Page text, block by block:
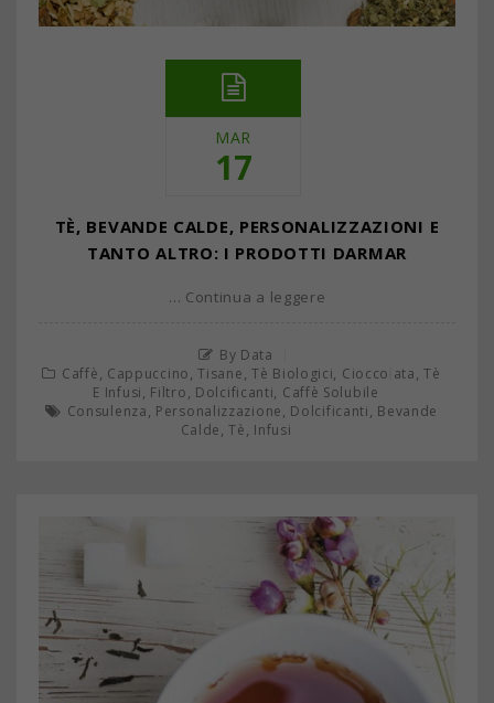
MAR
17
TÈ, BEVANDE CALDE, PERSONALIZZAZIONI E
TANTO ALTRO: I PRODOTTI DARMAR
… Continua a leggere
By Data
Caffè Cappuccino ,Tisane Tè Biologici Cioccolata ,Tè
E Infusi Filtro Dolcificanti Caffè Solubile
Consulenza Personalizzazione Dolcificanti Bevande
Calde ,Tè Infusi